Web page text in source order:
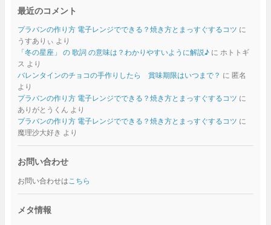
最近のコメント
プラバンの作り方 電子レンジでできる？焼き方とまっすぐするコツ に
うすありぃ より
「冬の星座」 の 歌詞 の意味は？わかりやすいように解説♪に ホトトギ
ス より
バレンタインのチョコの手作りしたら 賞味期限はいつまで？ に 匿名
より
プラバンの作り方 電子レンジでできる？焼き方とまっすぐするコツ に
ありがとうくん より
プラバンの作り方 電子レンジでできる？焼き方とまっすぐするコツ に
魔理沙大好き より
お問い合わせ
お問い合わせはこちら
メタ情報